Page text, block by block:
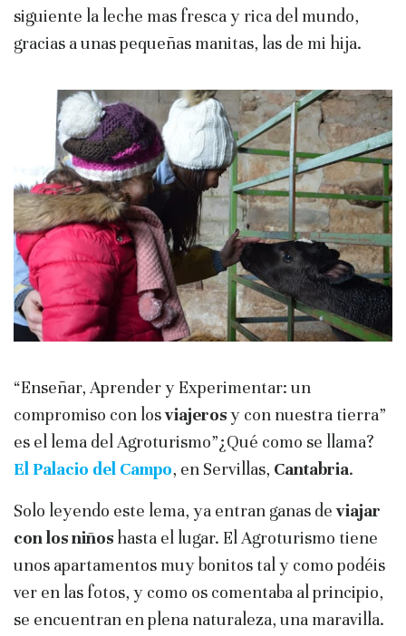
siguiente la leche mas fresca y rica del mundo,
gracias a unas pequeñas manitas, las de mi hija.
“Enseñar, Aprender y Experimentar: un
compromiso con losviajerosy con nuestra tierra”
es el lema del Agroturismo”¿Qué como se llama?
El Palacio del Campo, en Servillas, Cantabria.
Solo leyendo este lema, ya entran ganas deviajar
con los niños hasta el lugar. El Agroturismo tiene
unos apartamentos muy bonitos tal y como podéis
ver en las fotos, y como os comentaba al principio,
se encuentran en plena naturaleza, una maravilla.